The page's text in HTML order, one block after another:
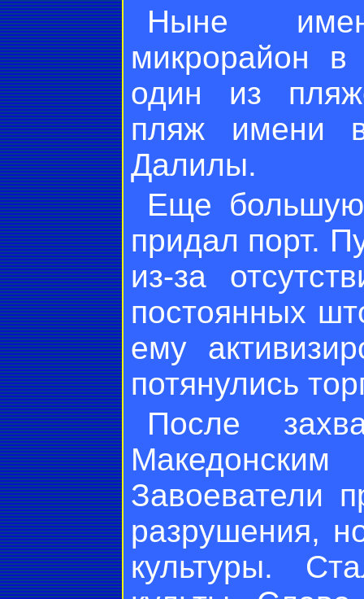
Ныне
микрорайон
один из
пляж имени
Далилы.
Еще большую
придал порт.
из-за
постоянных
ему
потянулись
После
Завоеватели
разрушения,
культуры.